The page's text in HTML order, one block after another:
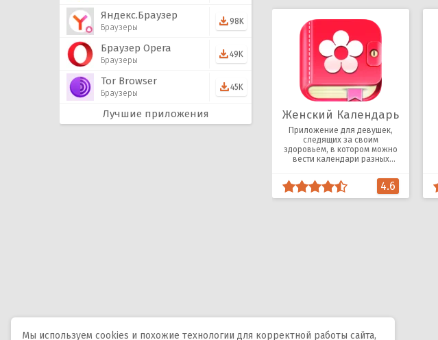
Яндекс.Браузер
Браузеры
98K
Браузер Opera
Браузеры
49K
Tor Browser
Браузеры
45K
Лучшие приложения Женский Календарь
Приложение для девушек,
следящих за своим
здоровьем, в котором можно
вести календари разных
4.6
Мы используем cookies и похожие технологии для корректной работы сайта,